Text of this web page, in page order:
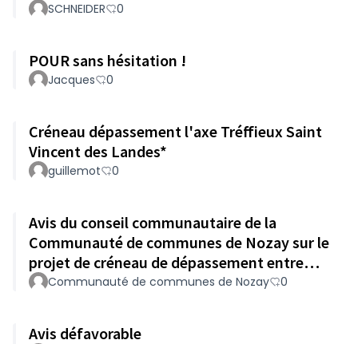
SCHNEIDER 0
POUR sans hésitation !
Jacques 0
Créneau dépassement l'axe Tréffieux Saint
Vincent des Landes*
guillemot 0
Avis du conseil communautaire de la
Communauté de communes de Nozay sur le
projet de créneau de dépassement entre
Treffieux et St Vincent des Landes
Communauté de communes de Nozay 0
Avis défavorable